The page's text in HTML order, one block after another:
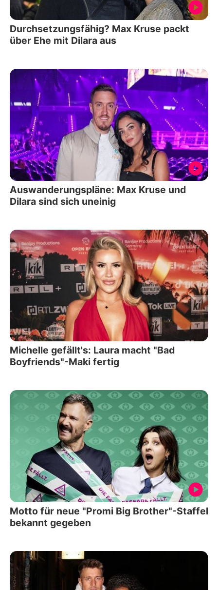
Durchsetzungsfähig? Max Kruse packt
über Ehe mit Dilara aus
Auswanderungspläne: Max Kruse und
Dilara sind sich uneinig
Michelle gefällt's: Laura macht "Bad
Boyfriends"-Maki fertig
Motto für neue "Promi Big Brother"-Staffel
bekannt gegeben